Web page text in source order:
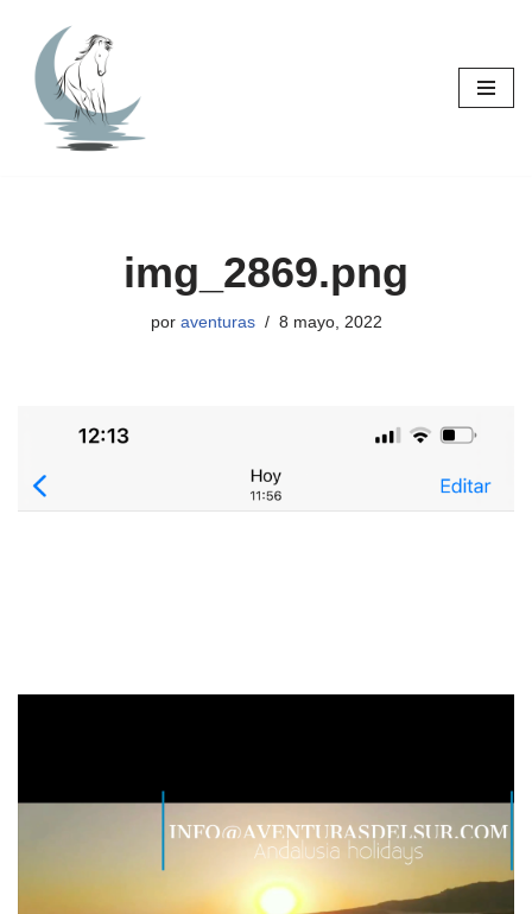
Saltar
contenido
img_2869.png
por aventuras 8 mayo, 2022